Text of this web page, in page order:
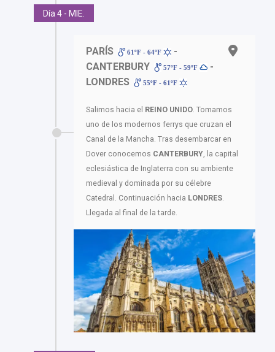
Día 4 - MIE.
PARÍS 61ºF - 64ºF
-
CANTERBURY
57ºF - 59ºF
-
LONDRES
55ºF - 61ºF
Salimos hacia el REINO UNIDO . Tomamos
uno de los modernos ferrys que cruzan el
Canal de la Mancha. Tras desembarcar en
Dover conocemos CANTERBURY , la capital
eclesiástica de Inglaterra con su ambiente
medieval y dominada por su célebre
Catedral. Continuación hacia LONDRES
Llegada al final de la tarde.